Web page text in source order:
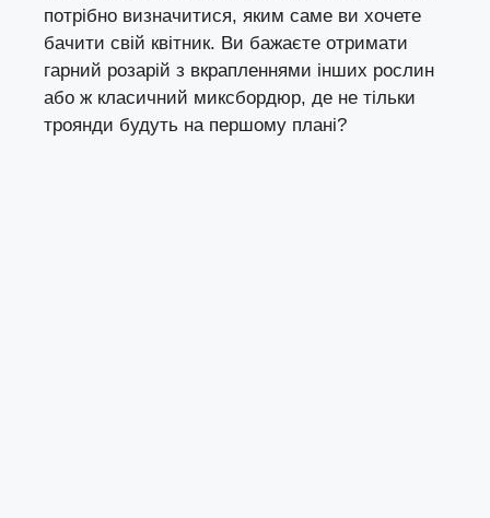
потрібно визначитися, яким саме ви хочете
бачити свій квітник. Ви бажаєте отримати
гарний розарій з вкрапленнями інших рослин
або ж класичний миксбордюр, де не тільки
троянди будуть на першому плані?